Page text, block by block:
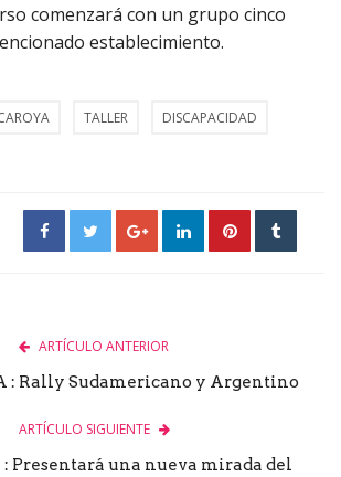
comenzará con un grupo cinco
establecimiento.
TALLER DISCAPACIDAD
ARTÍCULO ANTERIOR
: Rally Sudamericano y Argentino
ARTÍCULO SIGUIENTE
: Presentará una nueva mirada del